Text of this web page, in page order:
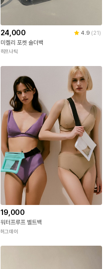
24,000 4.9 (21)
미켈리 포켓 숄더백
히프나틱
19,000
워터프루프 벨트백
허그데이